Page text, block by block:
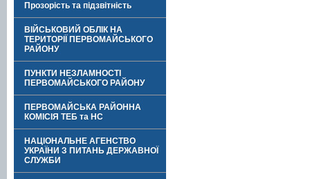
Прозорість та підзвітність
ВІЙСЬКОВИЙ ОБЛІК НА
ТЕРИТОРІЇ ПЕРВОМАЙСЬКОГО
РАЙОНУ
ПУНКТИ НЕЗЛАМНОСТІ
ПЕРВОМАЙСЬКОГО РАЙОНУ
ПЕРВОМАЙСЬКА РАЙОННА
КОМІСІЯ ТЕБ та НС
НАЦІОНАЛЬНЕ АГЕНСТВО
УКРАЇНИ З ПИТАНЬ ДЕРЖАВНОЇ
СЛУЖБИ